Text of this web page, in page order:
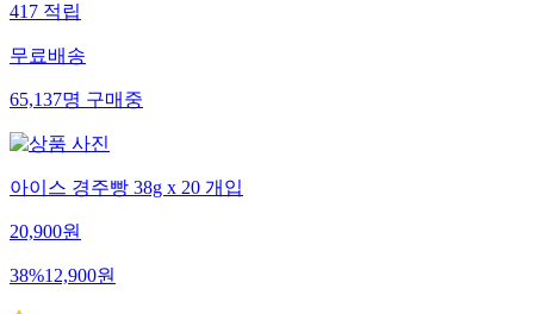
417 적립
무료배송
65,137명 구매중
아이스 경주빵 38g x 20 개입
20,900원
38%12,900원